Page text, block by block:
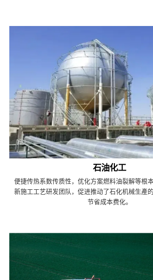
石油化工
便捷传热系数传质性，优化方案燃料油裂解等根
新施工工艺研发团队，促进推动了石化机械生產
节省成本费化。